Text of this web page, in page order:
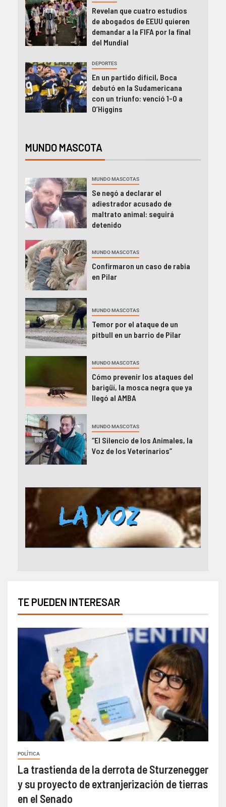
Revelan que cuatro estudios
de abogados de EEUU quieren
demandar a la FIFA por la final
del Mundial
DEPORTES
En un partido difícil, Boca
debutó en la Sudamericana
con un triunfo: venció 1-0 a
O’Higgins
MUNDO MASCOTA
MUNDO MASCOTAS
Se negó a declarar el
adiestrador acusado de
maltrato animal: seguirá
detenido
MUNDO MASCOTAS
Confirmaron un caso de rabia
en Pilar
MUNDO MASCOTAS
Temor por el ataque de un
pitbull en un barrio de Pilar
MUNDO MASCOTAS
Cómo prevenir los ataques del
barigüí, la mosca negra que ya
llegó al AMBA
MUNDO MASCOTAS
“El Silencio de los Animales, la
Voz de los Veterinarios”
TE PUEDEN INTERESAR
POLÍTICA
La trastienda de la derrota de Sturzenegger
y su proyecto de extranjerización de tierras
en el Senado